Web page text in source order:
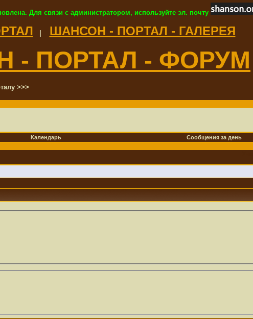
Для связи с администратором, используйте эл. почту
ШАНСОН - ПОРТАЛ - ГАЛЕРЕЯ
- ПОРТАЛ - ФОРУМ
>>>
Календарь Сообщения за день